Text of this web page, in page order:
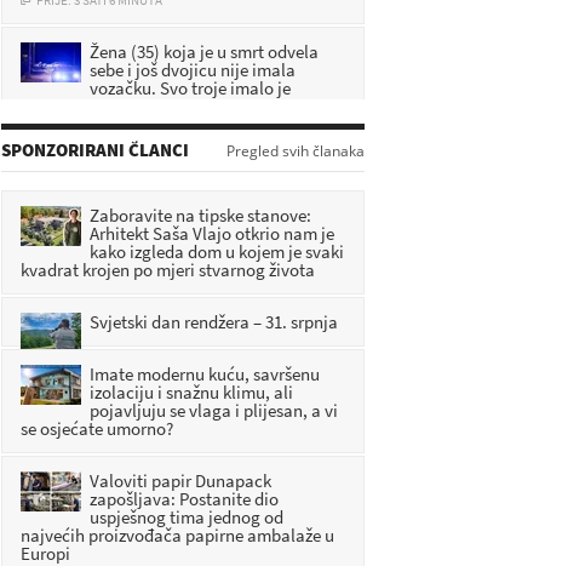
sebe i još dvojicu nije imala
vozačku. Svo troje imalo je
policijski dosje
DA SE NE ZABORAVI: U Pregradi
 PRIJE: 1 SATI 20 MINUTA
[FOTO] Umjetnost, priče i
Radoboju
 PRIJE: 2 SATI 12 MINUTA
SPONZORIRANI ČLANCI Pregled svih članaka
Zaboravite na tipske stanove:
Arhitekt Saša Vlajo otkrio nam je
kako izgleda dom u kojem je svaki
kvadrat krojen po mjeri stvarnog života
Svjetski dan rendžera – 31. srpnja
Imate modernu kuću, savršenu
izolaciju i snažnu klimu, ali
pojavljuju se vlaga i plijesan, a vi
se osjećate umorno?
Valoviti papir Dunapack
zapošljava: Postanite dio
uspješnog tima jednog od
najvećih proizvođača papirne ambalaže u
Europi